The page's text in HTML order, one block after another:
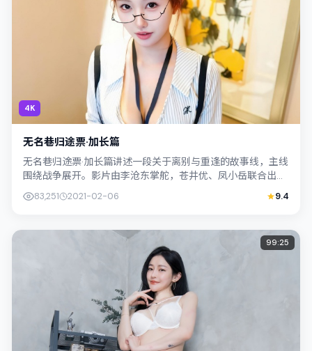
4K
无名巷归途票·加长篇
无名巷归途票·加长篇讲述一段关于离别与重逢的故事线，主线
围绕战争展开。影片由李沧东掌舵，苍井优、凤小岳联合出
演；外景与新加坡的城市纹理紧密结合，...
83,251 2021-02-06 9.4
99:25